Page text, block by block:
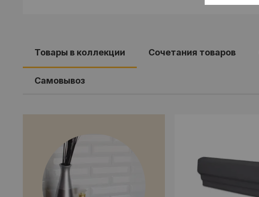
Товары в коллекции Cочетания товаров
Самовывоз